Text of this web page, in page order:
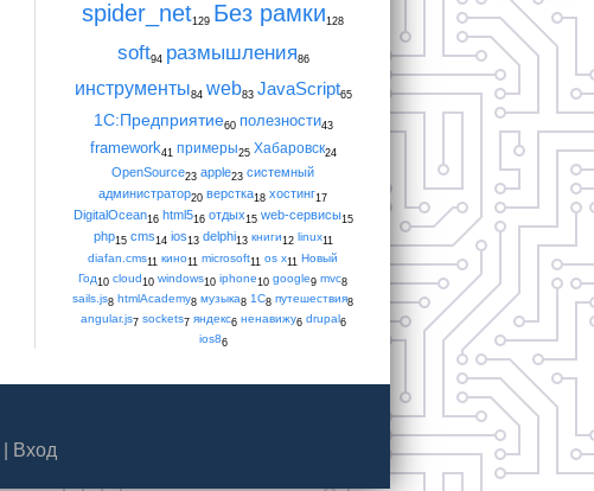
spider_net129 Без рамки128
soft94 размышления86
инструменты84 web83 JavaScript65
1С:Предприятие60 полезности43
framework41 примеры25 Хабаровск24
OpenSource23 apple23 системный
администратор20 верстка18 хостинг17
DigitalOcean16 html516 отдых15 web-сервисы15
php15 cms14 ios13 delphi13 книги12 linux11
diafan.cms11 кино11 microsoft11 os x11 Новый
Год10 cloud10 windows10 iphone10 google9 mvc8
sails.js8 htmlAcademy8 музыка8 1С8 путешествия8
angular.js7 sockets7 яндекс6 ненавижу6 drupal6
ios86
Вход